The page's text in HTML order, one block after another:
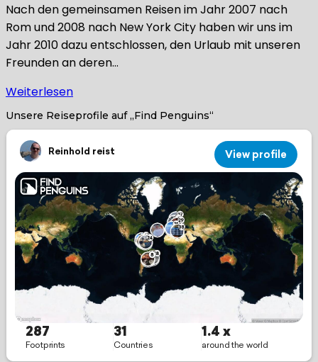
Nach den gemeinsamen Reisen im Jahr 2007 nach
Rom und 2008 nach New York City haben wir uns im
Jahr 2010 dazu entschlossen, den Urlaub mit unseren
Freunden an deren…
Weiterlesen
Unsere Reiseprofile auf „Find Penguins“